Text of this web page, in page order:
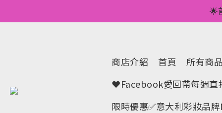
💥正價服裝滿🌟
💥正價服裝滿減
商店介紹 首頁
所有商
❤Facebook愛回帶每週
限時優惠✅意大利彩妝品